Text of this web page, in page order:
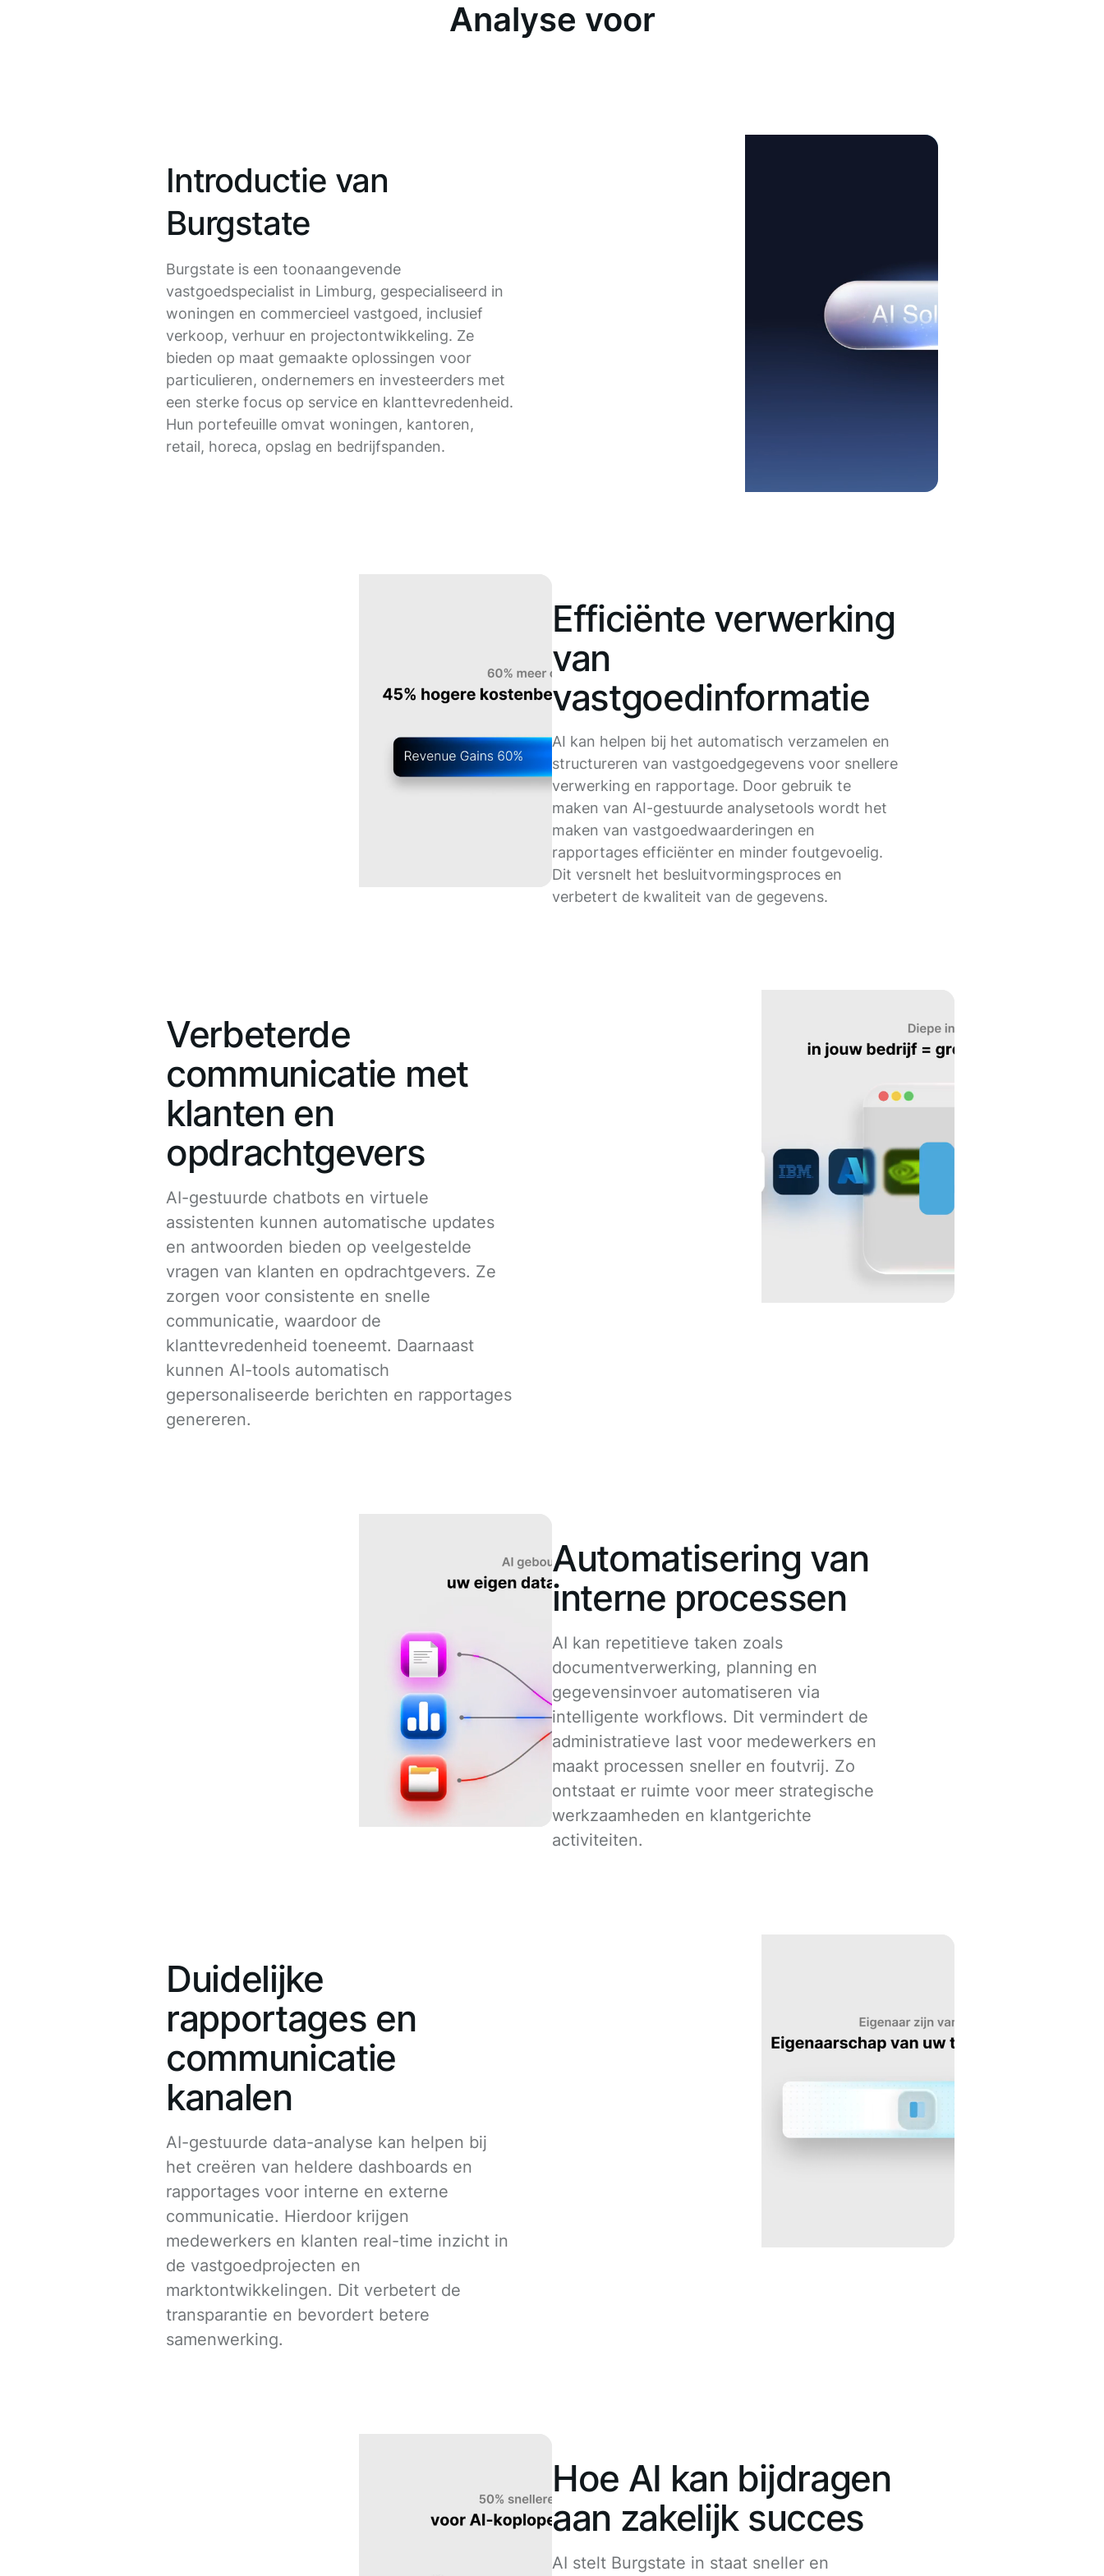
Analyse voor
Introductie van
Burgstate
Burgstate is een toonaangevende
vastgoedspecialist in Limburg, gespecialiseerd in
woningen en commercieel vastgoed, inclusief
verkoop, verhuur en projectontwikkeling. Ze
bieden op maat gemaakte oplossingen voor
particulieren, ondernemers en investeerders met
een sterke focus op service en klanttevredenheid.
Hun portefeuille omvat woningen, kantoren,
retail, horeca, opslag en bedrijfspanden.
Efficiënte verwerking
van
vastgoedinformatie
AI kan helpen bij het automatisch verzamelen en
structureren van vastgoedgegevens voor snellere
verwerking en rapportage. Door gebruik te
maken van AI-gestuurde analysetools wordt het
maken van vastgoedwaarderingen en
rapportages efficiënter en minder foutgevoelig.
Dit versnelt het besluitvormingsproces en
verbetert de kwaliteit van de gegevens.
Verbeterde
communicatie met
klanten en
opdrachtgevers
AI-gestuurde chatbots en virtuele
assistenten kunnen automatische updates
en antwoorden bieden op veelgestelde
vragen van klanten en opdrachtgevers. Ze
zorgen voor consistente en snelle
communicatie, waardoor de
klanttevredenheid toeneemt. Daarnaast
kunnen AI-tools automatisch
gepersonaliseerde berichten en rapportages
genereren.
Automatisering van
interne processen
AI kan repetitieve taken zoals
documentverwerking, planning en
gegevensinvoer automatiseren via
intelligente workflows. Dit vermindert de
administratieve last voor medewerkers en
maakt processen sneller en foutvrij. Zo
ontstaat er ruimte voor meer strategische
werkzaamheden en klantgerichte
activiteiten.
Duidelijke
rapportages en
communicatie
kanalen
AI-gestuurde data-analyse kan helpen bij
het creëren van heldere dashboards en
rapportages voor interne en externe
communicatie. Hierdoor krijgen
medewerkers en klanten real-time inzicht in
de vastgoedprojecten en
marktontwikkelingen. Dit verbetert de
transparantie en bevordert betere
samenwerking.
Hoe AI kan bijdragen
aan zakelijk succes
AI stelt Burgstate in staat sneller en